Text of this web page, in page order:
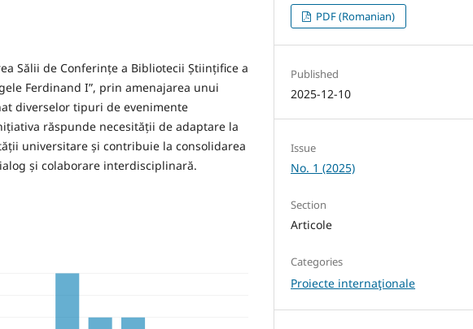
Sălii de Conferințe a Bibliotecii Științifice a
Ferdinand I”, prin amenajarea unui
diverselor tipuri de evenimente
răspunde necesității de adaptare la
universitare și contribuie la consolidarea
și colaborare interdisciplinară.
PDF (Romanian)
Published
2025-12-10
Issue
No. 1 (2025)
Section
Articole
Categories
Proiecte internaţionale